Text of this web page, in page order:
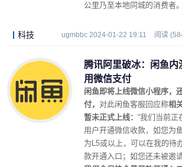
公里乃至本地同城的消费者。
科技 ugmbbc 2024-01-22 19:11 阅读
腾讯阿里破冰：闲鱼内
用微信支付
闲鱼即将上线微信小程序，
付， 对此闲鱼客服回应称相
暂未正式上线： “我们当前正
用户开通微信收款，如您为
为L5或以上，可以在我的待
款开通入口；如您还未被邀